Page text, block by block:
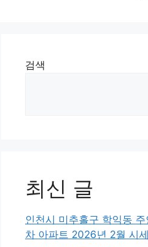
검색
최신 글
인천시 미추홀구 학익동
차 아파트 2026년 2월 시세